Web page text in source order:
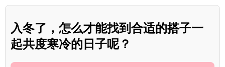
入冬了，怎么才能找到合适的搭子一
起共度寒冷的日子呢？